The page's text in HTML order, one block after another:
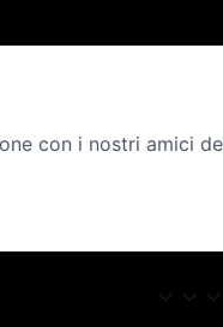
con i nostri amici